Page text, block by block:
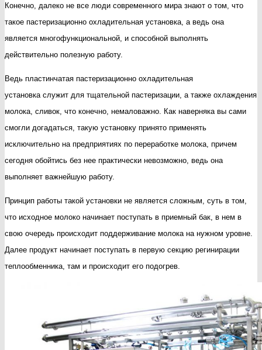
Конечно, далеко не все люди современного мира знают о том, что
такое пастеризационно охладительная установка, а ведь она
является многофункциональной, и способной выполнять
действительно полезную работу.
Ведь пластинчатая пастеризационно охладительная
установка служит для тщательной пастеризации, а также охлаждения
молока, сливок, что конечно, немаловажно. Как наверняка вы сами
смогли догадаться, такую установку принято применять
исключительно на предприятиях по переработке молока, причем
сегодня обойтись без нее практически невозможно, ведь она
выполняет важнейшую работу.
Принцип работы такой установки не является сложным, суть в том,
что исходное молоко начинает поступать в приемный бак, в нем в
свою очередь происходит поддерживание молока на нужном уровне.
Далее продукт начинает поступать в первую секцию регинирации
теплообменника, там и происходит его подогрев.